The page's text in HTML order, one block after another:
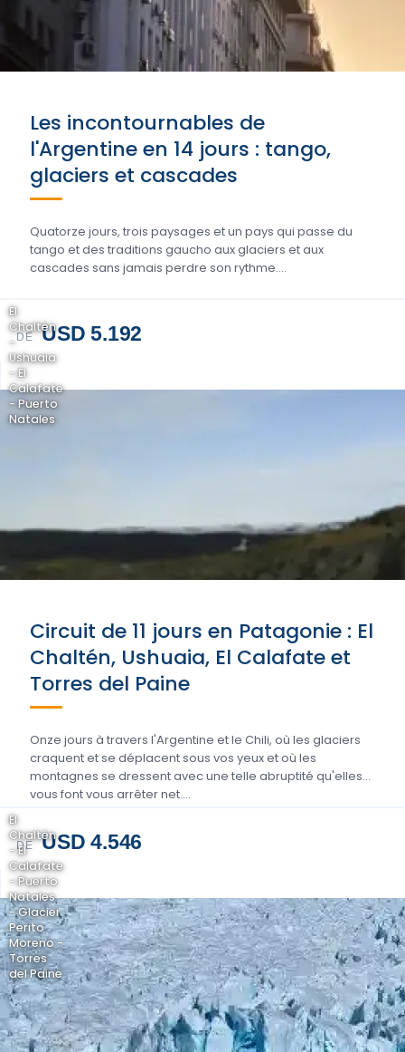
Les incontournables de
l'Argentine en 14 jours : tango,
glaciers et cascades
Quatorze jours, trois paysages et un pays qui passe du
tango et des traditions gaucho aux glaciers et aux
cascades sans jamais perdre son rythme….
DE USD 5.192
El
Chaltén
-
Ushuaia
- El
Calafate
- Puerto
Natales
Circuit de 11 jours en Patagonie : El
Chaltén, Ushuaia, El Calafate et
Torres del Paine
Onze jours à travers l'Argentine et le Chili, où les glaciers
craquent et se déplacent sous vos yeux et où les
montagnes se dressent avec une telle abruptité qu'elles
vous font vous arrêter net….
DE USD 4.546
El
Chaltén
- El
Calafate
- Puerto
Natales
- Glacier
Perito
Moreno -
Torres
del Paine